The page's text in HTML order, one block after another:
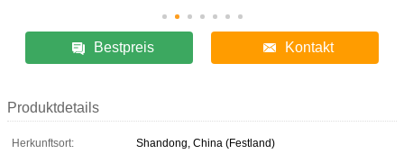
Bestpreis Kontakt
Produktdetails
Herkunftsort:
Shandong, China (Festland)